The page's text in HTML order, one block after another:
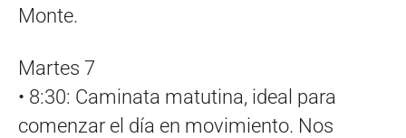
Monte.
Martes 7
• 8:30: Caminata matutina, ideal para
comenzar el día en movimiento. Nos